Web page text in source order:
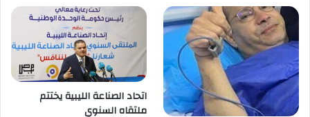
اتحاد الصناعة الليبية يختتم
ملتقاه السنوي